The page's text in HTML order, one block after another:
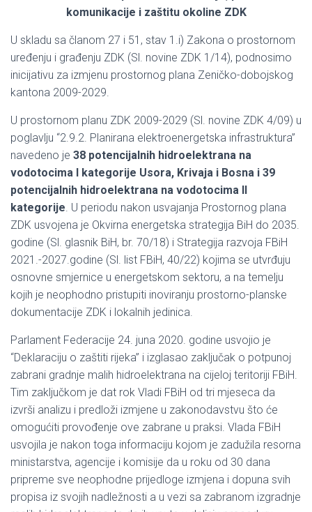
komunikacije i zaštitu okoline ZDK
U skladu sa članom 27 i 51, stav 1.i) Zakona o prostornom
uređenju i građenju ZDK (Sl. novine ZDK 1/14), podnosimo
inicijativu za izmjenu prostornog plana Zeničko-dobojskog
kantona 2009-2029.
U prostornom planu ZDK 2009-2029 (Sl. novine ZDK 4/09) u
poglavlju “2.9.2. Planirana elektroenergetska infrastruktura”
navedeno je 38 potencijalnih hidroelektrana na
vodotocima I kategorije Usora, Krivaja i Bosna i 39
potencijalnih hidroelektrana na vodotocima II
kategorije. U periodu nakon usvajanja Prostornog plana
ZDK usvojena je Okvirna energetska strategija BiH do 2035.
godine (Sl. glasnik BiH, br. 70/18) i Strategija razvoja FBiH
2021.-2027.godine (Sl. list FBiH, 40/22) kojima se utvrđuju
osnovne smjernice u energetskom sektoru, a na temelju
kojih je neophodno pristupiti inoviranju prostorno-planske
dokumentacije ZDK i lokalnih jedinica.
Parlament Federacije 24. juna 2020. godine usvojio je
“Deklaraciju o zaštiti rijeka” i izglasao zaključak o potpunoj
zabrani gradnje malih hidroelektrana na cijeloj teritoriji FBiH.
Tim zaključkom je dat rok Vladi FBiH od tri mjeseca da
izvrši analizu i predloži izmjene u zakonodavstvu što će
omogućiti provođenje ove zabrane u praksi. Vlada FBiH
usvojila je nakon toga informaciju kojom je zadužila resorna
ministarstva, agencije i komisije da u roku od 30 dana
pripreme sve neophodne prijedloge izmjena i dopuna svih
propisa iz svojih nadležnosti a u vezi sa zabranom izgradnje